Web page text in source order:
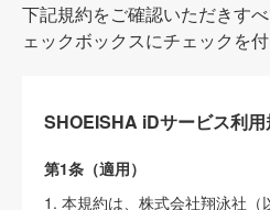
下記規約をご確認いただきす
ェックボックスにチェックを
SHOEISHA iDサービス利
第1条（適用）
1. 本規約は、株式会社翔泳社（